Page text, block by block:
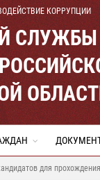
КОРРУПЦИИ
для